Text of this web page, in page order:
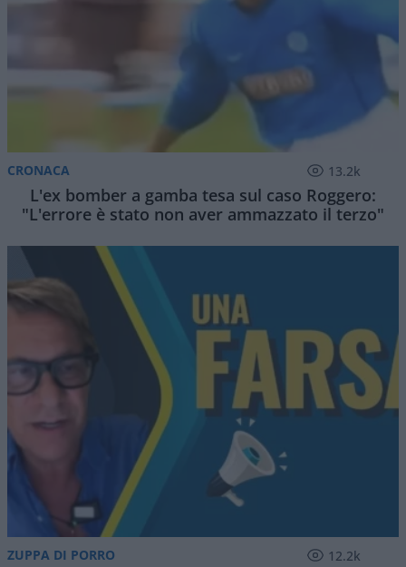
CRONACA 13.2k
L'ex bomber a gamba tesa sul caso Roggero:
"L'errore è stato non aver ammazzato il terzo"
ZUPPA DI PORRO 12.2k